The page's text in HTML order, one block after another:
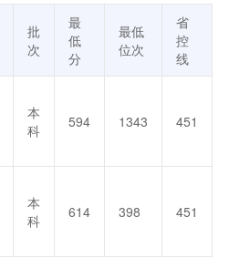
批
次
最
低
分
最低
位次
省
控
线
本
科
594 1343 451
本
科
614 398 451